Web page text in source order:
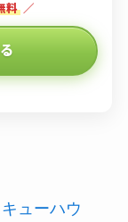
料 ／
ューハウ